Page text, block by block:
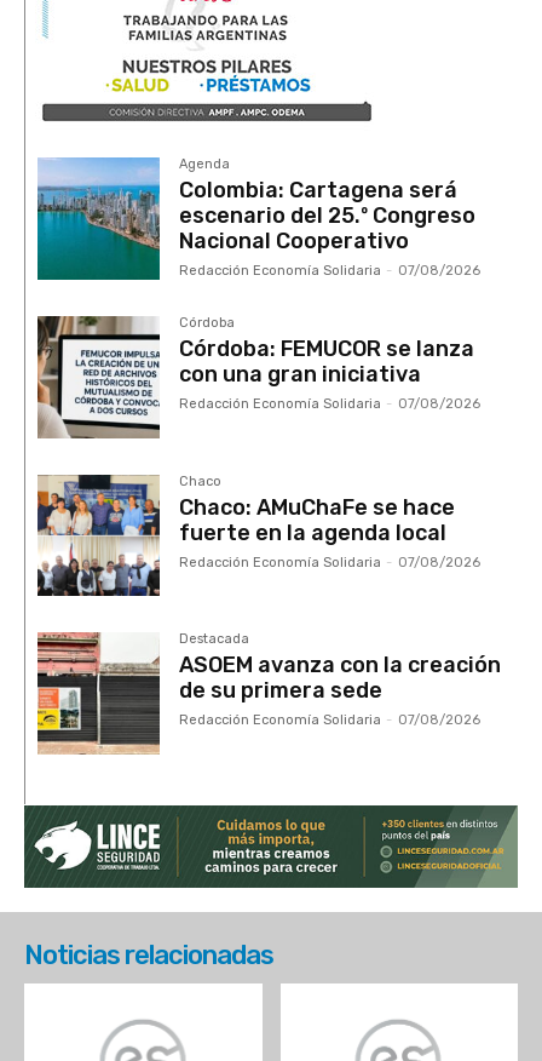
Agenda
Colombia: Cartagena será
escenario del 25.º Congreso
Nacional Cooperativo
Redacción Economía Solidaria - 07/08/2026
Córdoba
Córdoba: FEMUCOR se lanza
con una gran iniciativa
Redacción Economía Solidaria - 07/08/2026
Chaco
Chaco: AMuChaFe se hace
fuerte en la agenda local
Redacción Economía Solidaria - 07/08/2026
Destacada
ASOEM avanza con la creación
de su primera sede
Redacción Economía Solidaria - 07/08/2026
Noticias relacionadas